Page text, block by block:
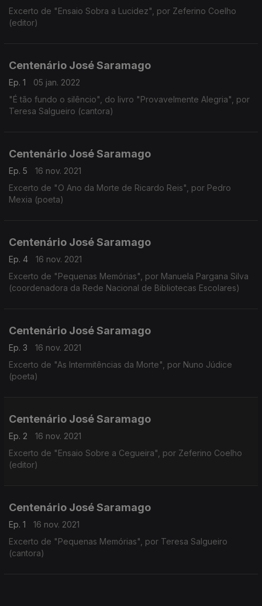
Excerto de "Ensaio Sobra a Lucidez", por Zeferino Coelho
(editor)
Centenário José Saramago
Ep. 1
05 jan. 2022
"É tão fundo o silêncio", do livro "Provavelmente Alegria", por
Teresa Salgueiro (cantora)
Centenário José Saramago
Ep. 5
16 nov. 2021
Excerto de "O Ano da Morte de Ricardo Reis", por Pedro
Mexia (poeta)
Centenário José Saramago
Ep. 4
16 nov. 2021
Excerto de "Pequenas Memórias", por Manuela Pargana Silva
(coordenadora da Rede Nacional de Bibliotecas Escolares)
Centenário José Saramago
Ep. 3
16 nov. 2021
Excerto de "As Intermitências da Morte", por Nuno Júdice
(poeta)
Centenário José Saramago
Ep. 2
16 nov. 2021
Excerto de "Ensaio Sobre a Cegueira", por Zeferino Coelho
(editor)
Centenário José Saramago
Ep. 1
16 nov. 2021
Excerto de "Pequenas Memórias", por Teresa Salgueiro
(cantora)